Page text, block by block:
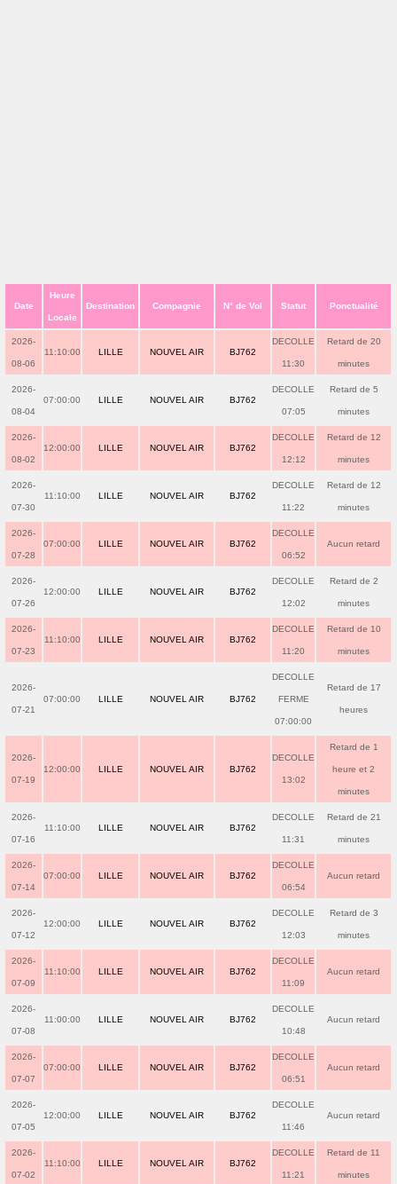
Date
Heure
Locale
Destination Compagnie N° de Vol Statut Ponctualité
2026-
08-06
11:10:00 LILLE NOUVEL AIR BJ762
DECOLLE
11:30
Retard de 20
minutes
2026-
08-04
07:00:00 LILLE NOUVEL AIR BJ762
DECOLLE
07:05
Retard de 5
minutes
2026-
08-02
12:00:00 LILLE NOUVEL AIR BJ762
DECOLLE
12:12
Retard de 12
minutes
2026-
07-30
11:10:00 LILLE NOUVEL AIR BJ762
DECOLLE
11:22
Retard de 12
minutes
2026-
07-28
07:00:00 LILLE NOUVEL AIR BJ762
DECOLLE
06:52
Aucun retard
2026-
07-26
12:00:00 LILLE NOUVEL AIR BJ762
DECOLLE
12:02
Retard de 2
minutes
2026-
07-23
11:10:00 LILLE NOUVEL AIR BJ762
DECOLLE
11:20
Retard de 10
minutes
2026-
07-21
07:00:00 LILLE NOUVEL AIR BJ762
DECOLLE
FERME
07:00:00
Retard de 17
heures
2026-
07-19
12:00:00 LILLE NOUVEL AIR BJ762
DECOLLE
13:02
Retard de 1
heure et 2
minutes
2026-
07-16
11:10:00 LILLE NOUVEL AIR BJ762
DECOLLE
11:31
Retard de 21
minutes
2026-
07-14
07:00:00 LILLE NOUVEL AIR BJ762
DECOLLE
06:54
Aucun retard
2026-
07-12
12:00:00 LILLE NOUVEL AIR BJ762
DECOLLE
12:03
Retard de 3
minutes
2026-
07-09
11:10:00 LILLE NOUVEL AIR BJ762
DECOLLE
11:09
Aucun retard
2026-
07-08
11:00:00 LILLE NOUVEL AIR BJ762
DECOLLE
10:48
Aucun retard
2026-
07-07
07:00:00 LILLE NOUVEL AIR BJ762
DECOLLE
06:51
Aucun retard
2026-
07-05
12:00:00 LILLE NOUVEL AIR BJ762
DECOLLE
11:46
Aucun retard
2026-
07-02
11:10:00 LILLE NOUVEL AIR BJ762
DECOLLE
11:21
Retard de 11
minutes